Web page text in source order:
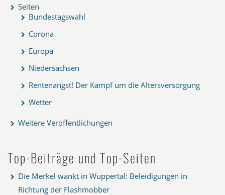
Seiten
Bundestagswahl
Corona
Europa
Niedersachsen
Rentenangst! Der Kampf um die Altersversorgung
Wetter
Weitere Veröffentlichungen
Top-Beiträge und Top-Seiten
Die Merkel wankt in Wuppertal: Beleidigungen in
Richtung der Flashmobber